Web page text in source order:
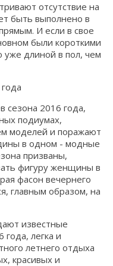
отсутствие на
быть выполнено в
И если в свое
были короткими
уже длиной в пол, чем
сезона 2016 года,
подиумах,
моделей и поражают
в одном - модные
призваны,
фигуру женщины в
фасон вечернего
главным образом, на
известные
легка и
летнего отдыха
красивых и